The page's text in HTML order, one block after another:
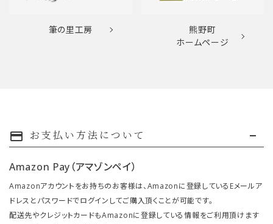
筆の里工房
熊野町
ホームページ
payment お支払い方法について
Amazon Pay（アマゾンペイ）
Amazonアカウントをお持ちのお客様は、Amazonに登録しているEメールア
ドレスとパスワードでログインしてご購入頂くことが可能です。
配送先やクレジットカードもAmazonに登録している情報をご利用頂けます